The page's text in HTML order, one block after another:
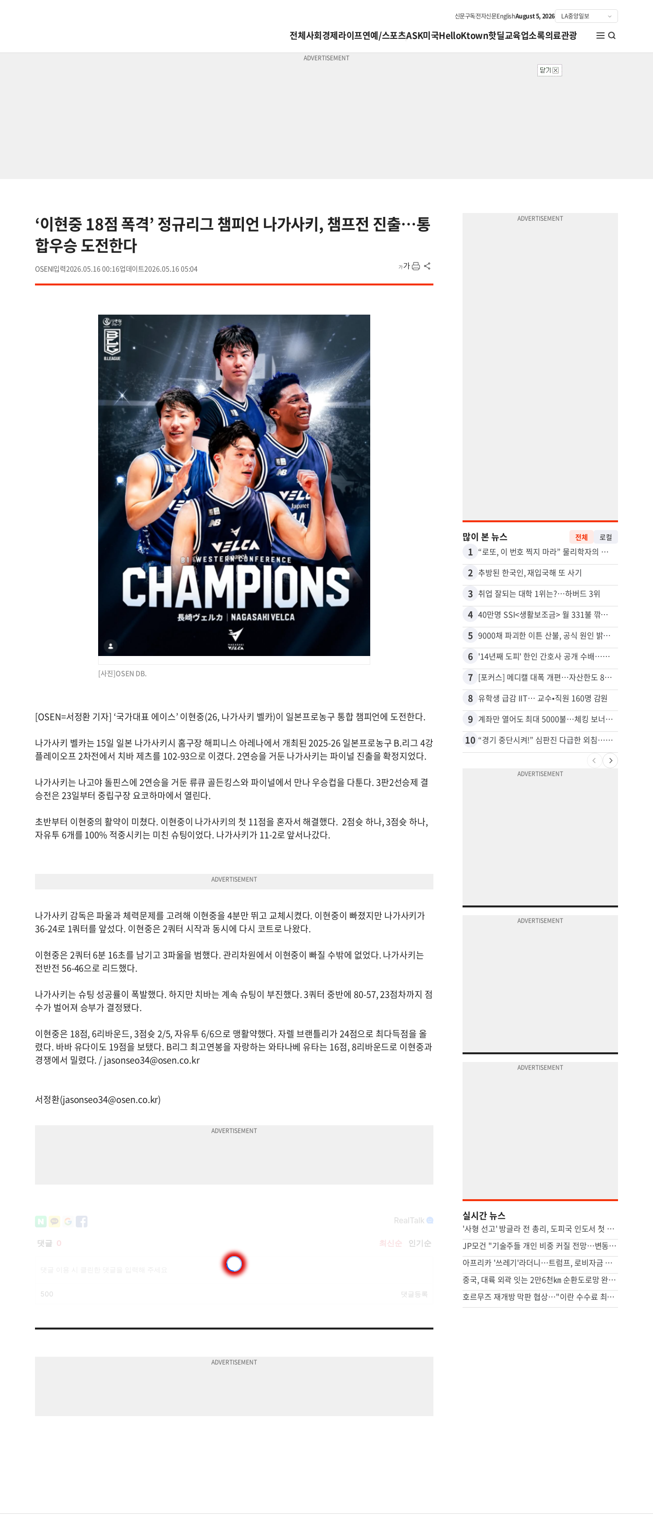
신문구독전자신문EnglishAugust 5, 2026
전체사회경제라이프연예/스포츠ASK미국HelloKtown핫딜교육업소록의료관광
‘이현중 18점 폭격’ 정규리그 챔피언 나가사키, 챔프전 진출…통
합우승 도전한다
OSEN 2026.05.16 00:16 2026.05.16 05:04
[사진]OSEN DB.
[OSEN=서정환 기자] ‘국가대표 에이스’ 이현중(26, 나가사키 벨카)이 일본프로농구 통합 챔피언에 도전한다.
나가사키 벨카는 15일 일본 나가사키시 홈구장 해피니스 아레나에서 개최된 2025-26 일본프로농구 B.리그 4강
플레이오프 2차전에서 치바 제츠를 102-93으로 이겼다. 2연승을 거둔 나가사키는 파이널 진출을 확정지었다.
나가사키는 나고야 돌핀스에 2연승을 거둔 류큐 골든킹스와 파이널에서 만나 우승컵을 다툰다. 3판2선승제 결
승전은 23일부터 중립구장 요코하마에서 열린다.
초반부터 이현중의 활약이 미쳤다. 이현중이 나가사키의 첫 11점을 혼자서 해결했다. 2점슛 하나, 3점슛 하나,
자유투 6개를 100% 적중시키는 미친 슈팅이었다. 나가사키가 11-2로 앞서나갔다.
나가사키 감독은 파울과 체력문제를 고려해 이현중을 4분만 뛰고 교체시켰다. 이현중이 빠졌지만 나가사키가
36-24로 1쿼터를 앞섰다. 이현중은 2쿼터 시작과 동시에 다시 코트로 나왔다.
이현중은 2쿼터 6분 16초를 남기고 3파울을 범했다. 관리차원에서 이현중이 빠질 수밖에 없었다. 나가사키는
전반전 56-46으로 리드했다.
나가사키는 슈팅 성공률이 폭발했다. 하지만 치바는 계속 슈팅이 부진했다. 3쿼터 중반에 80-57, 23점차까지 점
수가 벌어져 승부가 결정됐다.
이현중은 18점, 6리바운드, 3점슛 2/5, 자유투 6/6으로 맹활약했다. 자렐 브랜틀리가 24점으로 최다득점을 올
렸다. 바바 유다이도 19점을 보탰다. B리그 최고연봉을 자랑하는 와타나베 유타는 16점, 8리바운드로 이현중과
경쟁에서 밀렸다. /jasonseo34@osen.co.kr
서정환(jasonseo34@osen.co.kr)
많이 본 뉴스 전체 로컬
1 “로또, 이 번호 찍지 마라” 물리학자의 당첨금 높이는 비밀
2 추방된 한국인, 재입국해 또 사기
3 취업 잘되는 대학 1위는?…하버드 3위
4 40만명 SSI<생활보조금> 월 331불 깎이나
5 9000채 파괴한 이튼 산불, 공식 원인 밝혀졌다
6 '14년째 도피' 한인 간호사 공개 수배…메디케어 사기 유죄
7 [포커스] 메디캘 대폭 개편…자산한도 84% 축소
8 유학생 급감 IIT… 교수•직원 160명 감원
9 계좌만 열어도 최대 5000불…체킹 보너스 무한 경쟁
10 “경기 중단시켜!” 심판진 다급한 외침…폭염에 야구팬 쓰러졌다
실시간 뉴스
'사형 선고' 방글라 전 총리, 도피국 인도서 첫 공개 연설
JP모건 "기술주들 개인 비중 커질 전망…변동성에 취약"
아프리카 '쓰레기'라더니…트럼프, 로비자금 들어가자 공개찬사
중국, 대륙 외곽 잇는 2만6천㎞ 순환도로망 완성 추진
호르무즈 재개방 막판 협상…"이란 수수료 최대 7% 요구"